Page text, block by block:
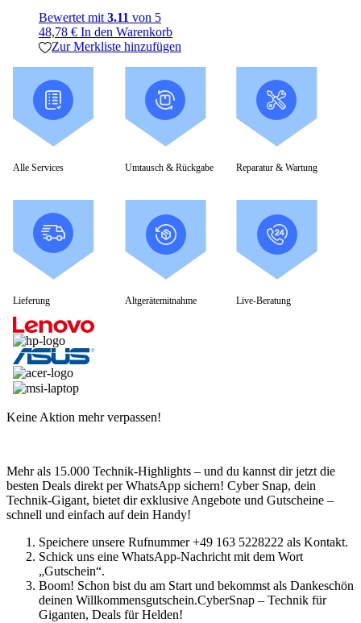
Bewertet mit 3.11 von 5
48,78 € In den Warenkorb
Zur Merkliste hinzufügen
Alle Services Umtausch & Rückgabe Reparatur & Wartung
Lieferung Altgerätemitnahme Live-Beratung
Keine Aktion mehr verpassen!
Mehr als 15.000 Technik-Highlights – und du kannst dir jetzt die
besten Deals direkt per WhatsApp sichern! Cyber Snap, dein
Technik-Gigant, bietet dir exklusive Angebote und Gutscheine –
schnell und einfach auf dein Handy!
Speichere unsere Rufnummer +49 163 5228222 als Kontakt.
Schick uns eine WhatsApp-Nachricht mit dem Wort
„Gutschein“.
Boom! Schon bist du am Start und bekommst als Dankeschön
deinen Willkommensgutschein.CyberSnap – Technik für
Giganten, Deals für Helden!